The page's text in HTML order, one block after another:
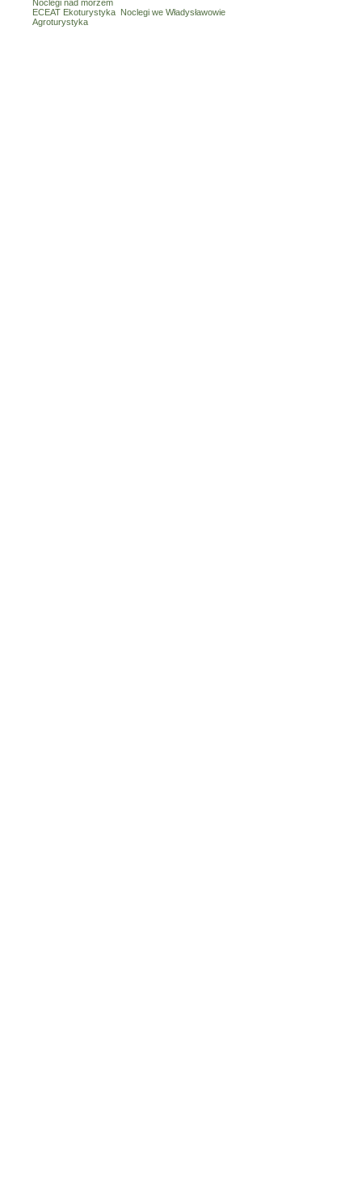
Noclegi nad morzem
ECEAT Ekoturystyka Noclegi we Władysławowie
Agroturystyka